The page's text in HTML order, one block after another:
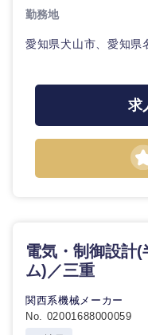
勤務地
愛知県犬山市、愛知県
求
電気・制御設計
ム)／三重
関西系機械メーカー
No. 02001688000059